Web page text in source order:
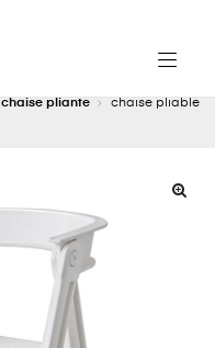
chaise pliante
chaise pliable